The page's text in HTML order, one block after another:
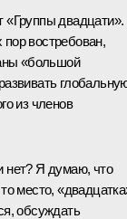
«Группы двадцати».
востребован,
«большой
из членов
нет? Я думаю, что
место,
обсуждать